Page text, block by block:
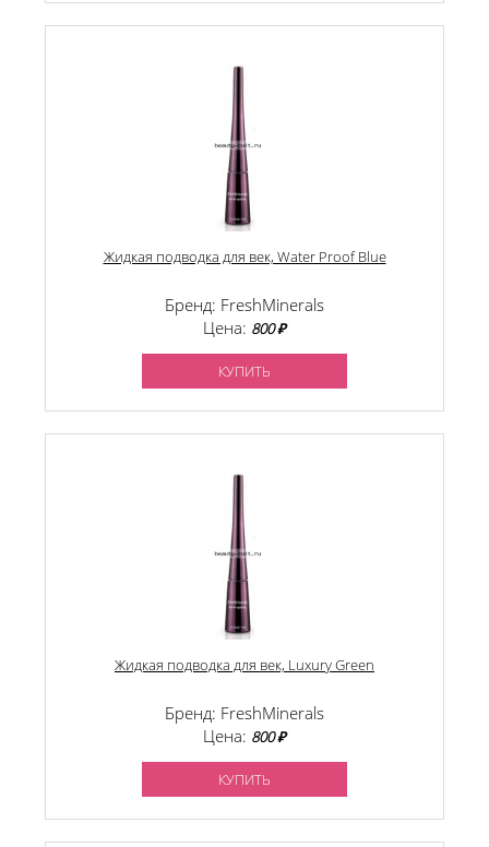
Жидкая подводка для век, Water Proof Blue
Бренд: FreshMinerals
Цена: 800 ₽
КУПИТЬ
Жидкая подводка для век, Luxury Green
Бренд: FreshMinerals
Цена: 800 ₽
КУПИТЬ